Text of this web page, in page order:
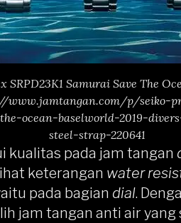
SRPD23K1 Samurai Save The
www.jamtangan.com/p/seiko-
ocean-baselworld-2019-
steel-strap-220641
kualitas pada jam tangan
keterangan water
pada bagian dial.
jam tangan anti air